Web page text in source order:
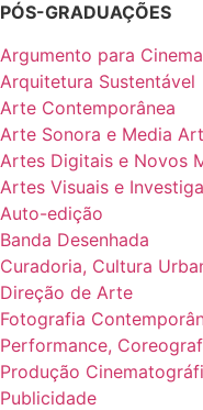
PÓS-GRADUAÇÕES
Argumento para
Arquitetura Sustentável
Arte Contemporânea
Arte Sonora e Media
Artes Digitais e Novos
Artes Visuais e
Auto-edição
Banda Desenhada
Curadoria, Cultura
Direção de Arte
Fotografia
Performance,
Produção
Publicidade